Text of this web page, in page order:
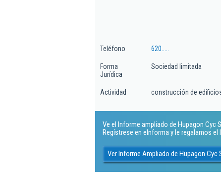
Teléfono 620.....
Forma
Jurídica
Sociedad limitada
Actividad construcción de
Ve el Informe ampliado de Hupagon Cyc
Regístrese en eInforma y le regalamos
Ver Informe Ampliado de Hupagon Cyc